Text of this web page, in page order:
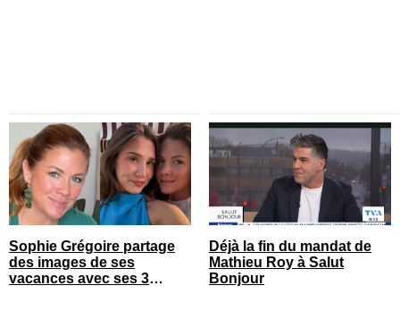
Sophie Grégoire partage
des images de ses
vacances avec ses 3
Déjà la fin du mandat de
Mathieu Roy à Salut
Bonjour